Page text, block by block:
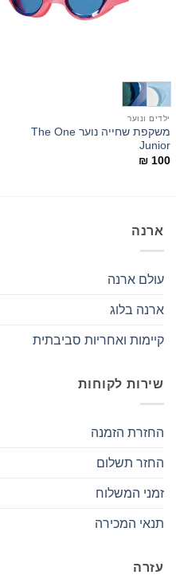
ילדים ונוער
משקפת שחייה נוער The One
Junior
₪ 100
ארנה
עולם ארנה
ארנה בלוג
קיימות ואחריות סביבתית
שירות לקוחות
החזרת הזמנה
החזר תשלום
זמני המשלוח
תנאי המכירה
עזרה